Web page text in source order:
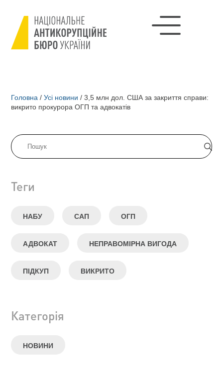
Головна / Усі новини / 3,5 млн дол. США за закриття справи:
викрито прокурора ОГП та адвокатів
Теги
НАБУ САП ОГП
АДВОКАТ НЕПРАВОМІРНА ВИГОДА
ПІДКУП ВИКРИТО
Категорія
НОВИНИ